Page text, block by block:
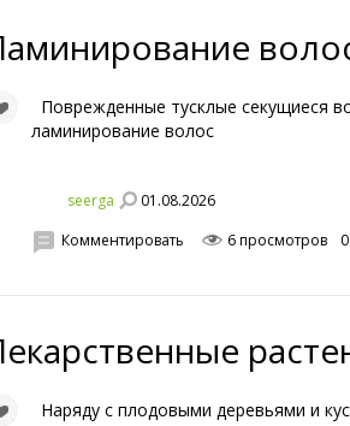
Поврежденные тусклые секущиеся
ламинирование волос
seerga 01.08.2026
Комментировать 6 просмотров 0
Наряду с плодовыми деревьями и